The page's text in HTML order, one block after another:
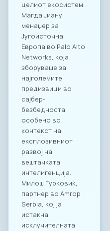
компаниите и
вработените
Заедницата на
МАСИТ добива
пристап до
ексклузивни
бенефити и
повластени услови
кои се внимателно
дизајнирани да
одговорат на
потребите на
современиот ИКТ
сектор. Оваа
програма ги
опфаќа сите
компании кои се
членки на МАСИТ и
вработените во
компаните. Поглед
кон иднината:
Креирање